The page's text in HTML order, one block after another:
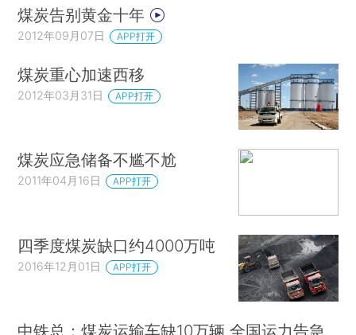
煤炭告别黄金十年
2012年09月07日 APP打开
煤炭重心加速西移
2012年03月31日 APP打开
煤炭应急储备不尴不尬
2011年04月16日 APP打开
四季度煤炭缺口约4000万吨
2016年12月01日 APP打开
中铁总：煤炭运输车缺10万辆 全国运力告急